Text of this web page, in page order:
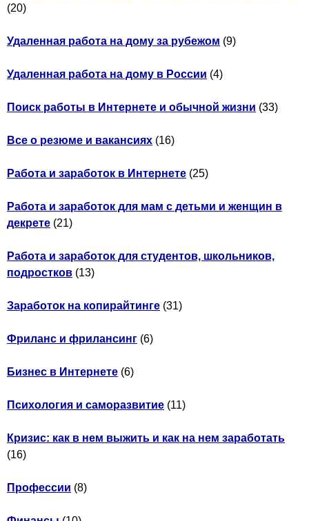
(20)
Удаленная работа на дому за рубежом (9)
Удаленная работа на дому в России (4)
Поиск работы в Интернете и обычной жизни (33)
Все о резюме и вакансиях (16)
Работа и заработок в Интернете (25)
Работа и заработок для мам с детьми и женщин в
декрете (21)
Работа и заработок для студентов, школьников,
подростков (13)
Заработок на копирайтинге (31)
Фриланс и фрилансинг (6)
Бизнес в Интернете (6)
Психология и саморазвитие (11)
Кризис: как в нем выжить и как на нем заработать
(16)
Профессии (8)